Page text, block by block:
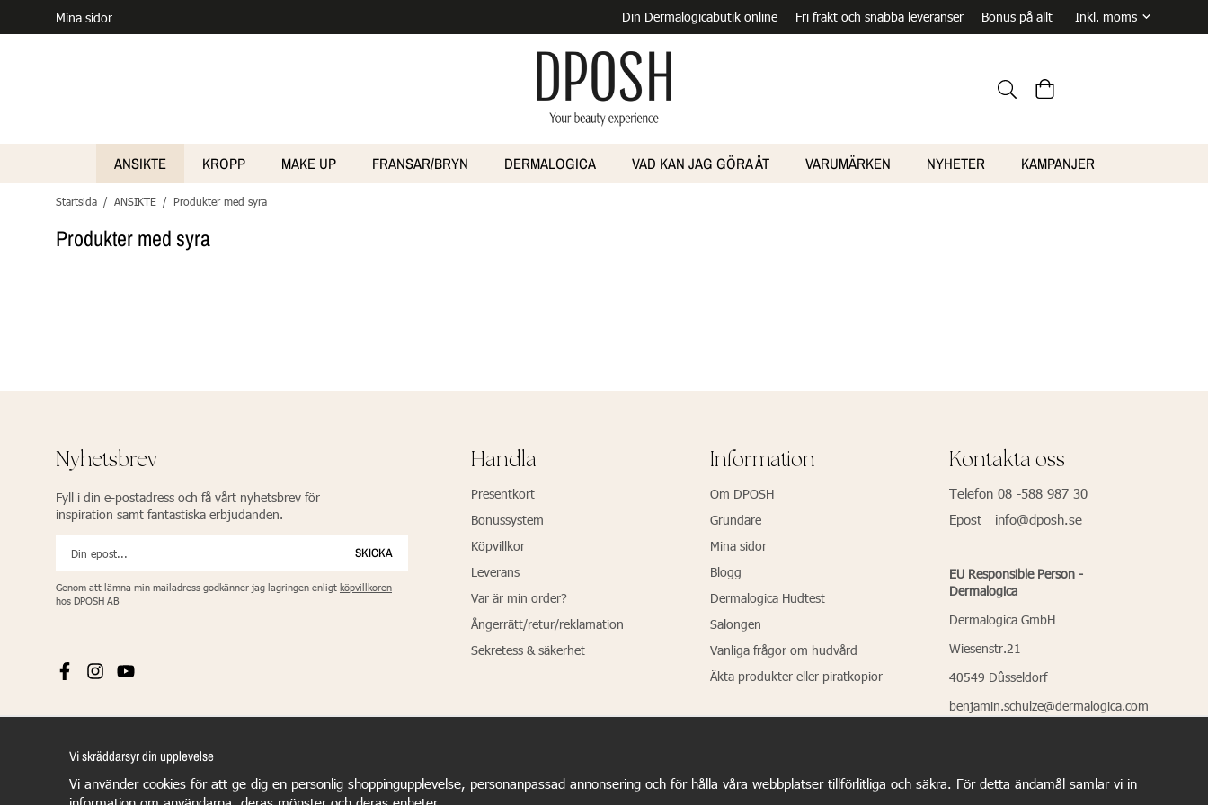
Mina sidor Din Dermalogicabutik online Fri frakt och snabba leveranser Bonus på allt
ANSIKTE KROPP MAKE UP FRANSAR/BRYN DERMALOGICA VAD KAN JAG GÖRA ÅT VARUMÄRKEN NYHETER KAMPANJER
Startsida / ANSIKTE / Produkter med syra
Produkter med syra
Nyhetsbrev
Fyll i din e-postadress och få vårt nyhetsbrev för
inspiration samt fantastiska erbjudanden.
SKICKA
Genom att lämna min mailadress godkänner jag lagringen enligt köpvillkoren
hos DPOSH AB
Handla
Presentkort
Bonussystem
Köpvillkor
Leverans
Var är min order?
Ångerrätt/retur/reklamation
Sekretess & säkerhet
Information
Om DPOSH
Grundare
Mina sidor
Blogg
Dermalogica Hudtest
Salongen
Vanliga frågor om hudvård
Äkta produkter eller piratkopior
Kontakta oss
Telefon 08 -588 987 30
Epost info@dposh.se
EU Responsible Person -
Dermalogica
Dermalogica GmbH
Wiesenstr.21
40549 Dûsseldorf
benjamin.schulze@dermalogica.com
Vi skräddarsyr din upplevelse
Vi använder cookies för att ge dig en personlig shoppingupplevelse, personanpassad annonsering och för hålla våra webbplatser tillförlitliga och säkra. För detta ändamål samlar vi in